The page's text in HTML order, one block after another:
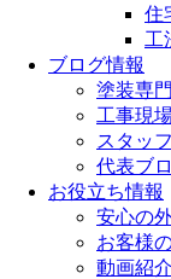
住
工
ブログ情報
塗装専
工事現
スタッ
代表ブ
お役立ち情報
安心の
お客様
動画紹介